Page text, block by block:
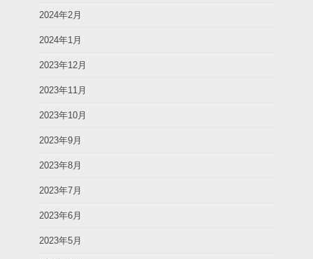
2024年2月
2024年1月
2023年12月
2023年11月
2023年10月
2023年9月
2023年8月
2023年7月
2023年6月
2023年5月